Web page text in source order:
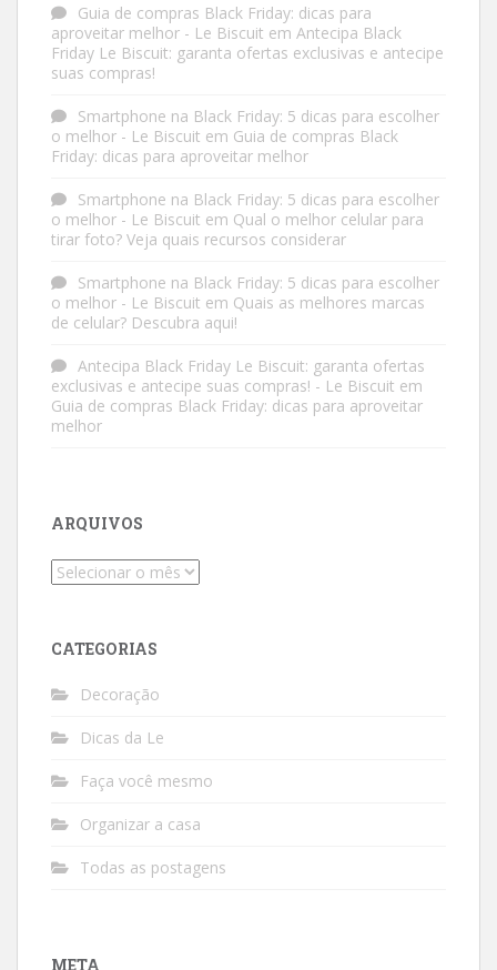
Guia de compras Black Friday: dicas para
aproveitar melhor - Le Biscuit em Antecipa Black
Friday Le Biscuit: garanta ofertas exclusivas e antecipe
suas compras!
Smartphone na Black Friday: 5 dicas para escolher
o melhor - Le Biscuit em Guia de compras Black
Friday: dicas para aproveitar melhor
Smartphone na Black Friday: 5 dicas para escolher
o melhor - Le Biscuit em Qual o melhor celular para
tirar foto? Veja quais recursos considerar
Smartphone na Black Friday: 5 dicas para escolher
o melhor - Le Biscuit em Quais as melhores marcas
de celular? Descubra aqui!
Antecipa Black Friday Le Biscuit: garanta ofertas
exclusivas e antecipe suas compras! - Le Biscuit em
Guia de compras Black Friday: dicas para aproveitar
melhor
ARQUIVOS
Arquivos
CATEGORIAS
Decoração
Dicas da Le
Faça você mesmo
Organizar a casa
Todas as postagens
META